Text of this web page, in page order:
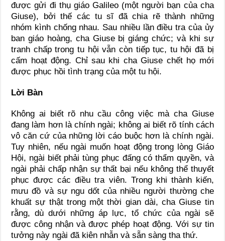
được gửi đi thụ giáo Galileo (một người bạn của cha
Giuse), bởi thế các tu sĩ đã chia rẽ thành những
nhóm kình chống nhau. Sau nhiều lần điều tra của ủy
ban giáo hoàng, cha Giuse bị giáng chức; và khi sự
tranh chấp trong tu hội vẫn còn tiếp tục, tu hội đã bị
cấm hoạt động. Chỉ sau khi cha Giuse chết họ mới
được phục hồi tình trạng của một tu hội.
Lời Bàn
Không ai biết rõ nhu cầu công việc mà cha Giuse
đang làm hơn là chính ngài; không ai biết rõ tính cách
vô căn cứ của những lời cáo buộc hơn là chính ngài.
Tuy nhiên, nếu ngài muốn hoạt động trong lòng Giáo
Hội, ngài biết phải tùng phục đấng có thẩm quyền, và
ngài phải chấp nhận sự thất bại nếu không thể thuyết
phục được các điều tra viên. Trong khi thành kiến,
mưu đồ và sự ngu dốt của nhiều người thường che
khuất sự thật trong một thời gian dài, cha Giuse tin
rằng, dù dưới những áp lực, tổ chức của ngài sẽ
được công nhận và được phép hoạt động. Với sự tin
tưởng này ngài đã kiên nhẫn và sẵn sàng tha thứ.